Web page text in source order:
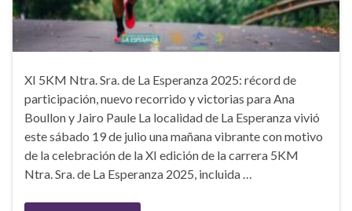
XI 5KM Ntra. Sra. de La Esperanza 2025: récord de
participación, nuevo recorrido y victorias para Ana
Boullon y Jairo Paule La localidad de La Esperanza vivió
este sábado 19 de julio una mañana vibrante con motivo
de la celebración de la XI edición de la carrera 5KM
Ntra. Sra. de La Esperanza 2025, incluida …